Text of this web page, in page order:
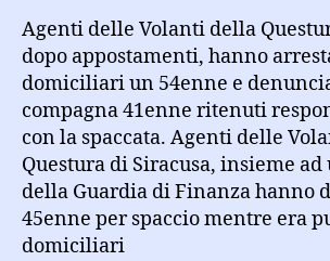
Agenti delle Volanti della
dopo appostamenti, hanno
domiciliari un 54enne e
compagna 41enne ritenuti
con la spaccata. Agenti delle
Questura di Siracusa, insieme
della Guardia di Finanza hanno
45enne per spaccio mentre era
domiciliari